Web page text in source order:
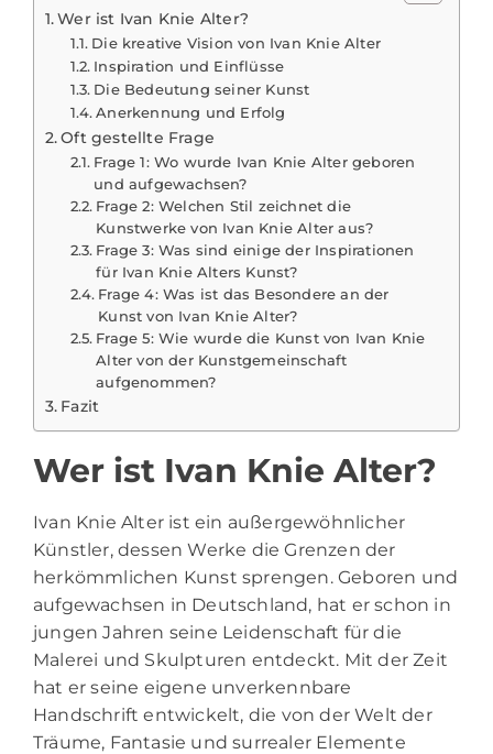
Wer ist Ivan Knie Alter?
Die kreative Vision von Ivan Knie Alter
Inspiration und Einflüsse
Die Bedeutung seiner Kunst
Anerkennung und Erfolg
Oft gestellte Frage
Frage 1: Wo wurde Ivan Knie Alter geboren
und aufgewachsen?
Frage 2: Welchen Stil zeichnet die
Kunstwerke von Ivan Knie Alter aus?
Frage 3: Was sind einige der Inspirationen
für Ivan Knie Alters Kunst?
Frage 4: Was ist das Besondere an der
Kunst von Ivan Knie Alter?
Frage 5: Wie wurde die Kunst von Ivan Knie
Alter von der Kunstgemeinschaft
aufgenommen?
Fazit
Wer ist Ivan Knie Alter?
Ivan Knie Alter ist ein außergewöhnlicher
Künstler, dessen Werke die Grenzen der
herkömmlichen Kunst sprengen. Geboren und
aufgewachsen in Deutschland, hat er schon in
jungen Jahren seine Leidenschaft für die
Malerei und Skulpturen entdeckt. Mit der Zeit
hat er seine eigene unverkennbare
Handschrift entwickelt, die von der Welt der
Träume, Fantasie und surrealer Elemente